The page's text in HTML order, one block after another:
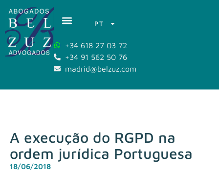
PT
+34 618 27 03 72
+34 91 562 50 76
madrid@belzuz.com
A execução do RGPD na
ordem jurídica Portuguesa
18/06/2018